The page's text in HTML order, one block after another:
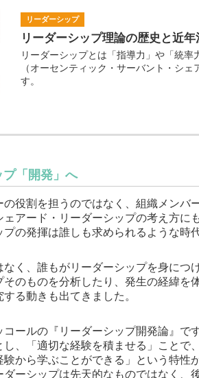
リーダーシップ
リーダーシップ理論の歴史と近
リーダーシップとは「指導力」や「統
（オーセンティック・サーバント・シ
す。
「開発」へ
の役割を担うのではなく、組織メンバ
アード・リーダーシップの考え方に
の発揮は誰しも求められるような時
く、誰もがリーダーシップを身につ
のものを分析したり、発生の経緯を
る動きも出てきました。
ールの『リーダーシップ開発論』で
、「適切な経験を積ませる」ことで
験から学ぶことができる」という特性
ーシップは先天的なものではなく、